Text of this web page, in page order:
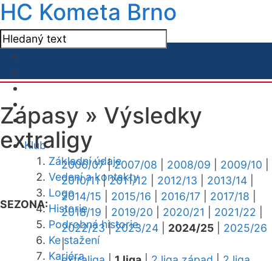
HC Kometa Brno
Klub
Základní údaje
Vedení a kontakty
Logo
Historie
Podrobná historie
Ke stažení
Kariéra
Zápasy » Výsledky
extraligy
SEZONA:
2006/07|2007/08 2008/09 2009/10
2010/11|2011/12 2012/13 2013/14
2014/15
2015/16 2016/17 2017/18
2018/19
2019/20 2020/21 2021/22
2022/23|2023/24 2024/25
2025/26
|